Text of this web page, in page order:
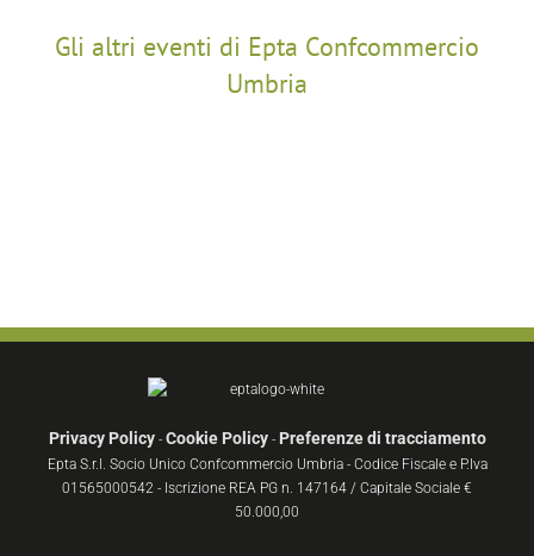
Gli altri eventi di Epta Confcommercio
Umbria
Privacy Policy- Cookie Policy- Preferenze di tracciamento
Epta S.r.l. Socio Unico Confcommercio Umbria - Codice Fiscale e P.Iva
01565000542 - Iscrizione REA PG n. 147164 / Capitale Sociale €
50.000,00